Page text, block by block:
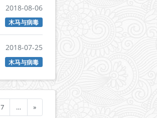
2018-08-06
木马与病毒
2018-07-25
木马与病毒
7 … »